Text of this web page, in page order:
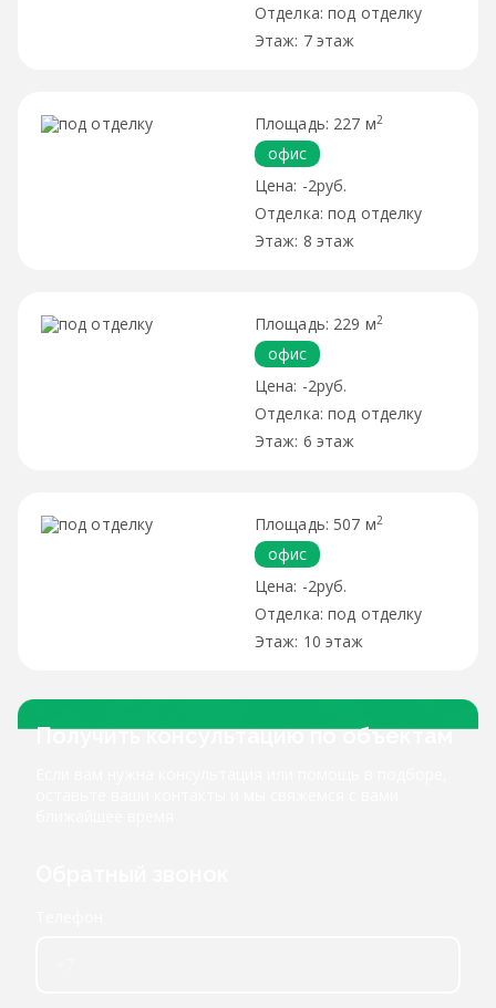
под отделку
7 этаж
227 м2
офис
-2руб.
под отделку
8 этаж
229 м2
офис
-2руб.
под отделку
6 этаж
507 м2
офис
-2руб.
под отделку
10 этаж
Получить консультацию по объектам